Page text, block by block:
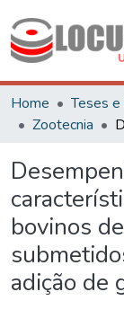
Home Teses
Zootecnia
bovinos
adição de